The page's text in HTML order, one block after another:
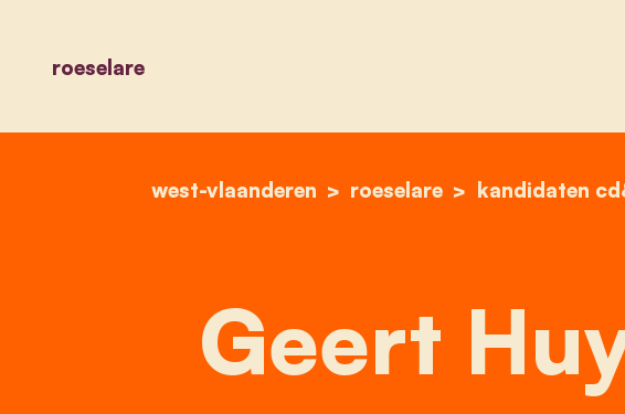
roeselare
home
west-vlaanderen roeselare kandidaten
geert
Geert